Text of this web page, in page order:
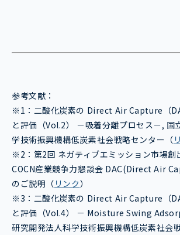
参考文献：
※1：二酸化炭素の Direct Air Capture（
と評価（Vol.2） －吸着分離プロセス－, 国
学技術振興機構低炭素社会戦略センター（
※2：第2回 ネガティブエミッション市場創
COCN産業競争⼒懇談会 DAC(Direct Air
のご説明（ リンク）
※3：二酸化炭素の Direct Air Capture（
と評価（Vol.4） － Moisture Swing
研究開発法人科学技術振興機構低炭素社会